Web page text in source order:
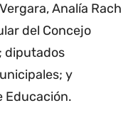
Analía Rach
del Concejo
diputados
y
Educación.